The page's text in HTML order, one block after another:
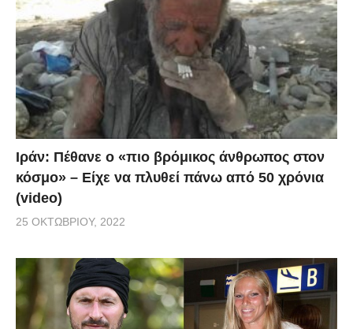
Ιράν: Πέθανε ο «πιο βρόμικος άνθρωπος στον
κόσμο» – Είχε να πλυθεί πάνω από 50 χρόνια
(video)
25 ΟΚΤΩΒΡΊΟΥ, 2022